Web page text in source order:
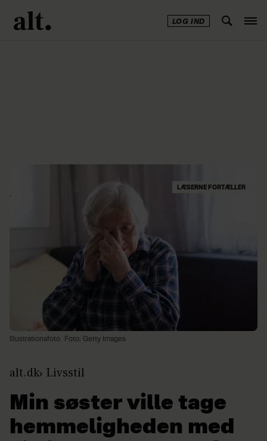
LOG IND
LÆSERNE FORTÆLLER
Illustrationsfoto Foto: Getty Images
alt.dk Livsstil
Min søster ville tage
hemmeligheden med